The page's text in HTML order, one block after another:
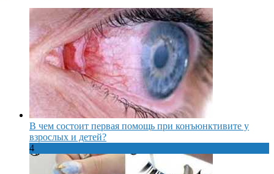
В чем состоит первая помощь при конъюнктивите у
взрослых и детей?
4